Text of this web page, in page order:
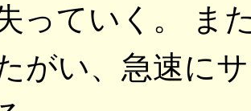
っていく。 ま
がい、急速に